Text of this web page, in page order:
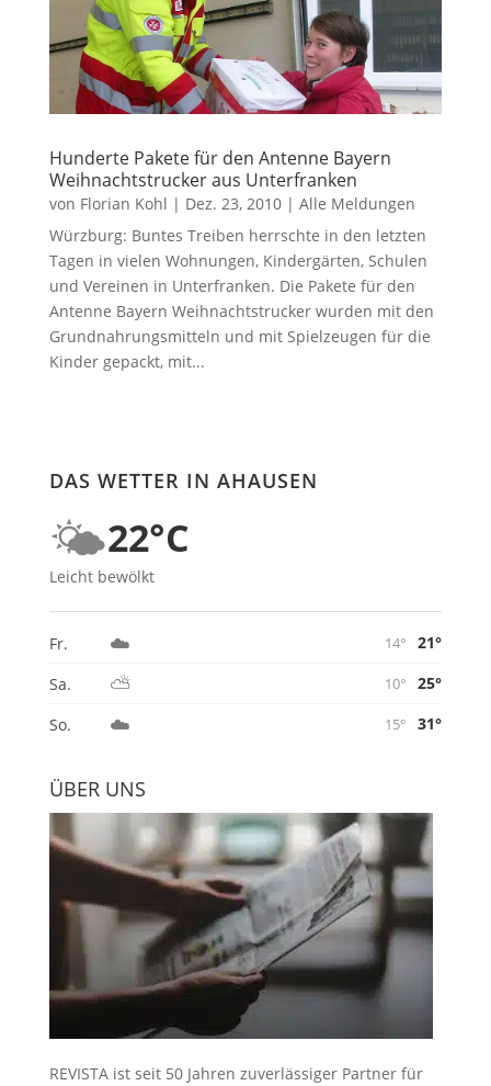
Hunderte Pakete für den Antenne Bayern
Weihnachtstrucker aus Unterfranken
von Florian Kohl | Dez. 23, 2010| Alle Meldungen
Würzburg: Buntes Treiben herrschte in den letzten
Tagen in vielen Wohnungen, Kindergärten, Schulen
und Vereinen in Unterfranken. Die Pakete für den
Antenne Bayern Weihnachtstrucker wurden mit den
Grundnahrungsmitteln und mit Spielzeugen für die
Kinder gepackt, mit...
DAS WETTER IN AHAUSEN
🌤️22°C
Leicht bewölkt
Fr. ☁️ 14°
21°
Sa.
⛅ 10°
25°
So.
☁️ 15° 31°
ÜBER UNS
REVISTA ist seit 50 Jahren zuverlässiger Partner für